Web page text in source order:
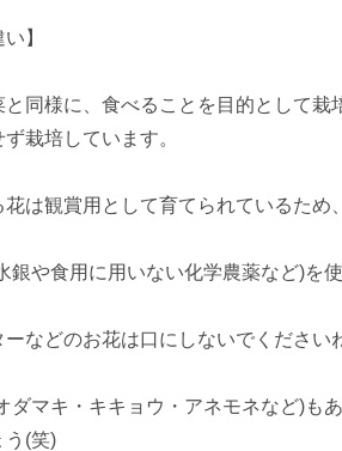
】
同様に、食べることを目的として栽
栽培しています。
は観賞用として育てられているため
銀や食用に用いない化学農薬など)を
などのお花は口にしないでください
ダマキ・キキョウ・アネモネなど)も
う(笑)